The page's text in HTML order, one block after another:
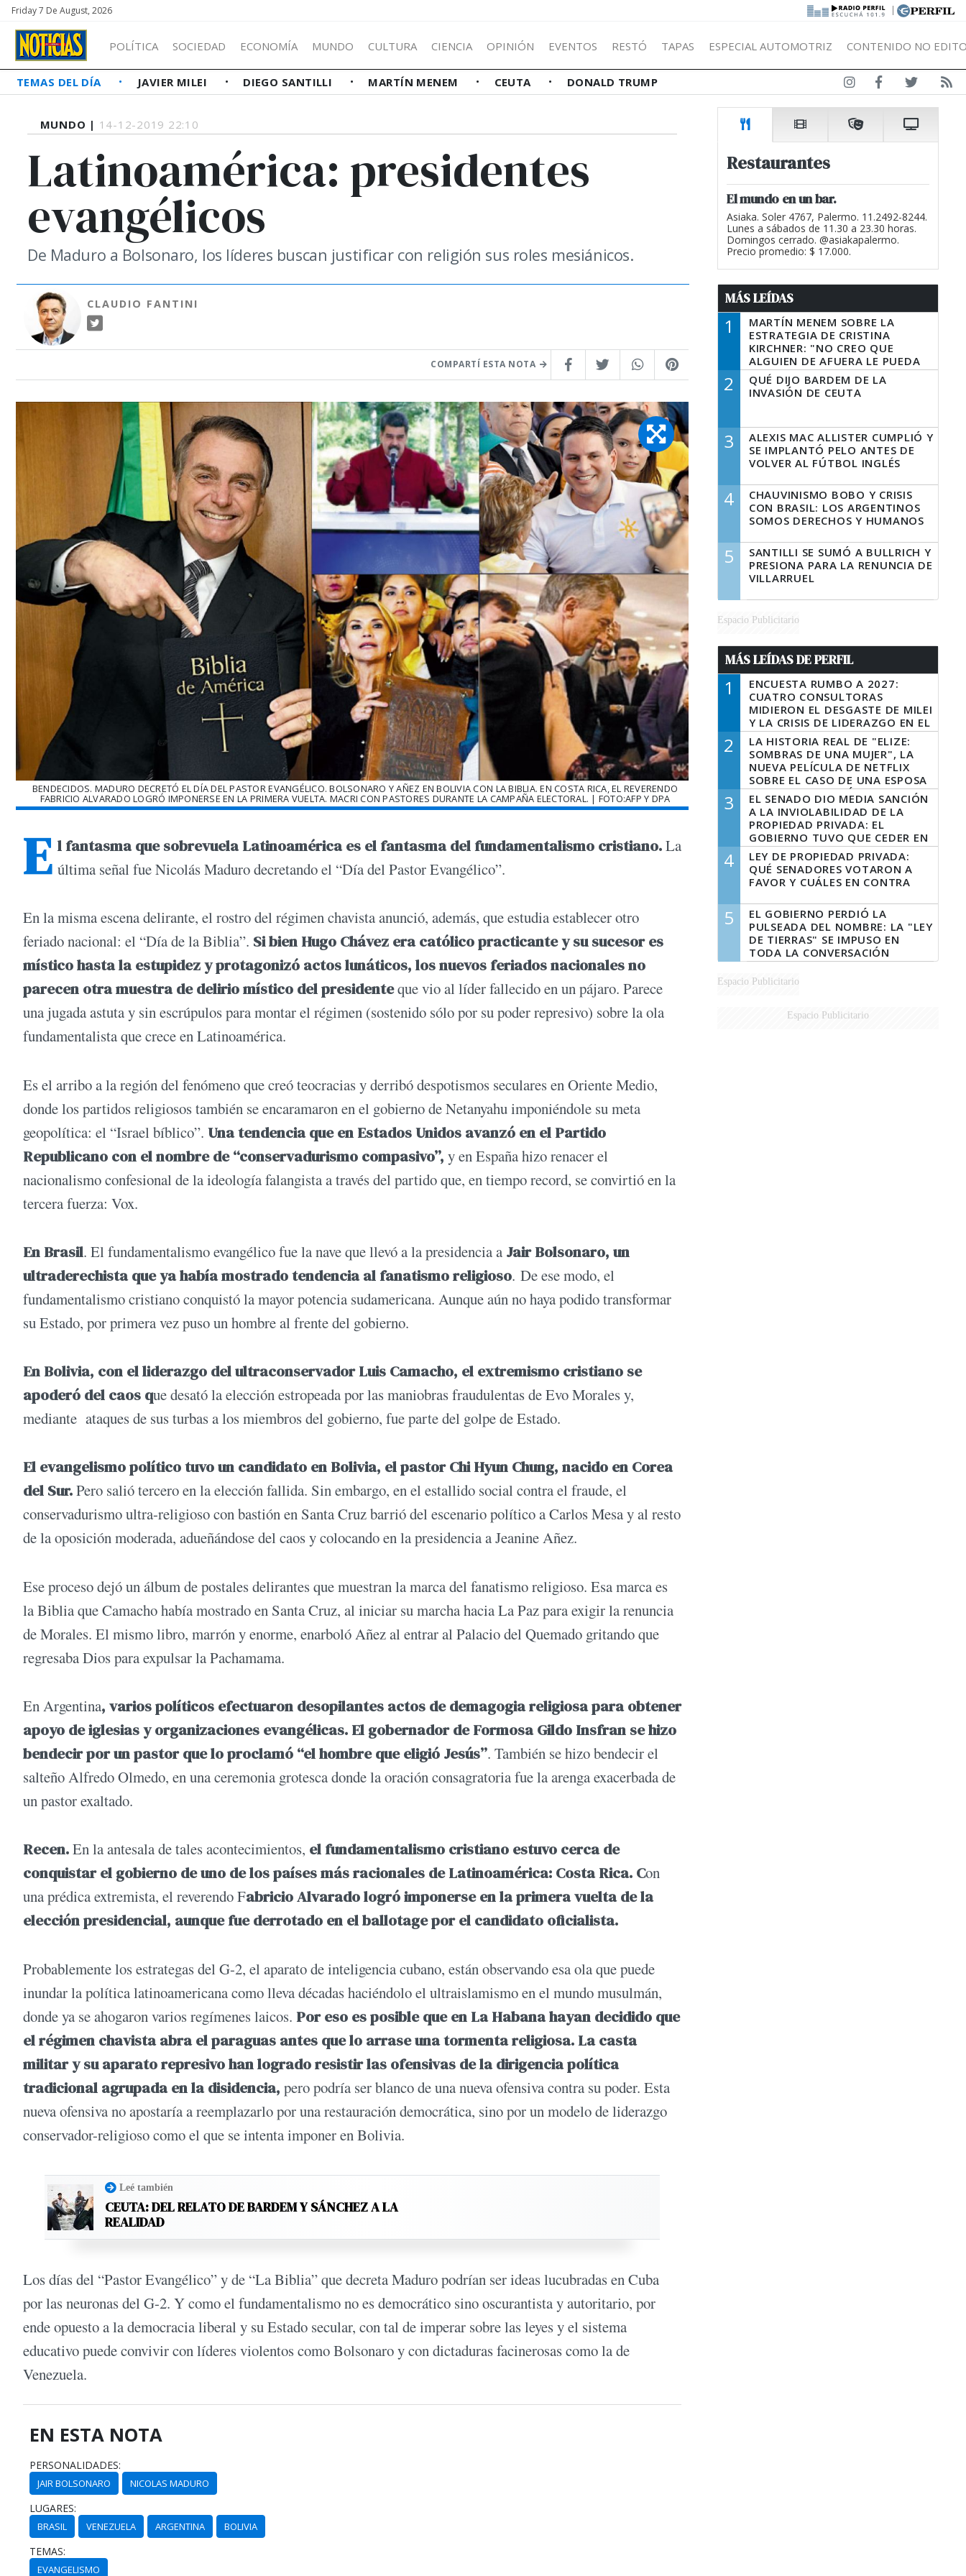
Friday 7 De August, 2026 |
POLÍTICA SOCIEDAD ECONOMÍA MUNDO CULTURA CIENCIA OPINIÓN EVENTOS RESTÓ TAPAS ESPECIAL AUTOMOTRIZ CONTENIDO NO
TEMAS DEL DÍA JAVIER MILEI DIEGO SANTILLI MARTÍN MENEM CEUTA DONALD TRUMP
MUNDO | 14-12-2019 22:10
Latinoamérica: presidentes
evangélicos
De Maduro a Bolsonaro, los líderes buscan justificar con religión sus roles mesiánicos.
CLAUDIO FANTINI
COMPARTÍ ESTA NOTA
BENDECIDOS. MADURO DECRETÓ EL DÍA DEL PASTOR EVANGÉLICO. BOLSONARO Y AÑEZ EN BOLIVIA CON LA BIBLIA. EN COSTA RICA, EL REVERENDO
FABRICIO ALVARADO LOGRÓ IMPONERSE EN LA PRIMERA VUELTA. MACRI CON PASTORES DURANTE LA CAMPAÑA ELECTORAL. | FOTO:AFP Y DPA
E l fantasma que sobrevuela Latinoamérica es el fantasma del fundamentalismo cristiano.La
última señal fue Nicolás Maduro decretando el “Día del Pastor Evangélico”.
En la misma escena delirante, el rostro del régimen chavista anunció, además, que estudia establecer otro
feriado nacional: el “Día de la Biblia”. Si bien Hugo Chávez era católico practicante y su sucesor es
místico hasta la estupidez y protagonizó actos lunáticos, los nuevos feriados nacionales no
parecen otra muestra de delirio místico del presidenteque vio al líder fallecido en un pájaro. Parece
una jugada astuta y sin escrúpulos para montar el régimen (sostenido sólo por su poder represivo) sobre la ola
fundamentalista que crece en Latinoamérica.
Es el arribo a la región del fenómeno que creó teocracias y derribó despotismos seculares en Oriente Medio,
donde los partidos religiosos también se encaramaron en el gobierno de Netanyahu imponiéndole su meta
geopolítica: el “Israel bíblico”. Una tendencia que en Estados Unidos avanzó en el Partido
Republicano con el nombre de “conservadurismo compasivo”, y en España hizo renacer el
nacionalismo confesional de la ideología falangista a través del partido que, en tiempo record, se convirtió en la
tercera fuerza: Vox.
En Brasil. El fundamentalismo evangélico fue la nave que llevó a la presidencia a Jair Bolsonaro, un
ultraderechista que ya había mostrado tendencia al fanatismo religioso. De ese modo, el
fundamentalismo cristiano conquistó la mayor potencia sudamericana. Aunque aún no haya podido transformar
su Estado, por primera vez puso un hombre al frente del gobierno.
En Bolivia, con el liderazgo del ultraconservador Luis Camacho, el extremismo cristiano se
apoderó del caos que desató la elección estropeada por las maniobras fraudulentas de Evo Morales y,
mediante ataques de sus turbas a los miembros del gobierno, fue parte del golpe de Estado.
El evangelismo político tuvo un candidato en Bolivia, el pastor Chi Hyun Chung, nacido en Corea
del Sur.Pero salió tercero en la elección fallida. Sin embargo, en el estallido social contra el fraude, el
conservadurismo ultra-religioso con bastión en Santa Cruz barrió del escenario político a Carlos Mesa y al resto
de la oposición moderada, adueñándose del caos y colocando en la presidencia a Jeanine Añez.
Ese proceso dejó un álbum de postales delirantes que muestran la marca del fanatismo religioso. Esa marca es
la Biblia que Camacho había mostrado en Santa Cruz, al iniciar su marcha hacia La Paz para exigir la renuncia
de Morales. El mismo libro, marrón y enorme, enarboló Añez al entrar al Palacio del Quemado gritando que
regresaba Dios para expulsar la Pachamama.
En Argentina, varios políticos efectuaron desopilantes actos de demagogia religiosa para obtener
apoyo de iglesias y organizaciones evangélicas. El gobernador de Formosa Gildo Insfran se hizo
bendecir por un pastor que lo proclamó “el hombre que eligió Jesús”. También se hizo bendecir el
salteño Alfredo Olmedo, en una ceremonia grotesca donde la oración consagratoria fue la arenga exacerbada de
un pastor exaltado.
Recen.En la antesala de tales acontecimientos, el fundamentalismo cristiano estuvo cerca de
conquistar el gobierno de uno de los países más racionales de Latinoamérica: Costa Rica. Con
una prédica extremista, el reverendo Fabricio Alvarado logró imponerse en la primera vuelta de la
elección presidencial, aunque fue derrotado en el ballotage por el candidato oficialista.
Probablemente los estrategas del G-2, el aparato de inteligencia cubano, están observando esa ola que puede
inundar la política latinoamericana como lleva décadas haciéndolo el ultraislamismo en el mundo musulmán,
donde ya se ahogaron varios regímenes laicos. Por eso es posible que en La Habana hayan decidido que
el régimen chavista abra el paraguas antes que lo arrase una tormenta religiosa. La casta
militar y su aparato represivo han logrado resistir las ofensivas de la dirigencia política
tradicional agrupada en la disidencia, pero podría ser blanco de una nueva ofensiva contra su poder. Esta
nueva ofensiva no apostaría a reemplazarlo por una restauración democrática, sino por un modelo de liderazgo
conservador-religioso como el que se intenta imponer en Bolivia.
Leé también
CEUTA: DEL RELATO DE BARDEM Y SÁNCHEZ A LA
REALIDAD
Los días del “Pastor Evangélico” y de “La Biblia” que decreta Maduro podrían ser ideas lucubradas en Cuba
por las neuronas del G-2. Y como el fundamentalismo no es democrático sino oscurantista y autoritario, por
ende opuesto a la democracia liberal y su Estado secular, con tal de imperar sobre las leyes y el sistema
educativo puede convivir con líderes violentos como Bolsonaro y con dictaduras facinerosas como la de
Venezuela.
EN ESTA NOTA
PERSONALIDADES:
JAIR BOLSONARO NICOLAS MADURO
LUGARES:
BRASIL VENEZUELA ARGENTINA BOLIVIA
TEMAS:
EVANGELISMO
Restaurantes
El mundo en un bar.
Asiaka. Soler 4767, Palermo. 11.2492-8244.
Lunes a sábados de 11.30 a 23.30 horas.
Domingos cerrado. @asiakapalermo.
Precio promedio: $ 17.000.
MÁS LEÍDAS
1
MARTÍN MENEM SOBRE LA
ESTRATEGIA DE CRISTINA
KIRCHNER: "NO CREO QUE
ALGUIEN DE AFUERA LE PUEDA
DECIR A LA JUSTICIA LO QUE
TIENE QUE HACER"
2
QUÉ DIJO BARDEM DE LA
INVASIÓN DE CEUTA
3
ALEXIS MAC ALLISTER CUMPLIÓ Y
SE IMPLANTÓ PELO ANTES DE
VOLVER AL FÚTBOL INGLÉS
4
CHAUVINISMO BOBO Y CRISIS
CON BRASIL: LOS ARGENTINOS
SOMOS DERECHOS Y HUMANOS
5
SANTILLI SE SUMÓ A BULLRICH Y
PRESIONA PARA LA RENUNCIA DE
VILLARRUEL
Espacio Publicitario
MÁS LEÍDAS DE PERFIL
1
ENCUESTA RUMBO A 2027:
CUATRO CONSULTORAS
MIDIERON EL DESGASTE DE MILEI
Y LA CRISIS DE LIDERAZGO EN EL
PERONISMO
2
LA HISTORIA REAL DE "ELIZE:
SOMBRAS DE UNA MUJER", LA
NUEVA PELÍCULA DE NETFLIX
SOBRE EL CASO DE UNA ESPOSA
QUE DESCUARTIZÓ A SU
MARIDO
3
EL SENADO DIO MEDIA SANCIÓN
A LA INVIOLABILIDAD DE LA
PROPIEDAD PRIVADA: EL
GOBIERNO TUVO QUE CEDER EN
LA LEY DEL MANEJO DEL FUEGO
4
LEY DE PROPIEDAD PRIVADA:
QUÉ SENADORES VOTARON A
FAVOR Y CUÁLES EN CONTRA
5
EL GOBIERNO PERDIÓ LA
PULSEADA DEL NOMBRE: LA "LEY
DE TIERRAS" SE IMPUSO EN
TODA LA CONVERSACIÓN
DIGITAL
Espacio Publicitario
Espacio Publicitario